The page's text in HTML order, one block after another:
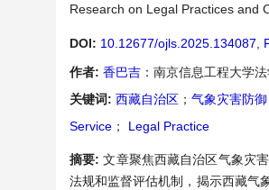
Research on Legal Practices and
DOI: 10.12677/ojls.2025.134087
作者: 香巴吉 ：南京信息工程大学
关键词: 西藏自治区 ； 气象灾害防御
Service ； Legal Practice
摘要:文章聚焦西藏自治区气象灾
法规和监督评估机制，揭示西藏气